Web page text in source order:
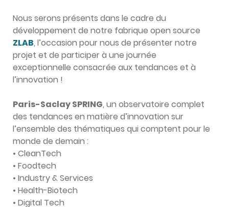
Nous serons présents dans le cadre du
développement de notre fabrique open source
ZLAB, l’occasion pour nous de présenter notre
projet et de participer à une journée
exceptionnelle consacrée aux tendances et à
l’innovation !
Paris-Saclay SPRING, un observatoire complet
des tendances en matière d’innovation sur
l’ensemble des thématiques qui comptent pour le
monde de demain :
• CleanTech
• Foodtech
• Industry & Services
• Health-Biotech
• Digital Tech